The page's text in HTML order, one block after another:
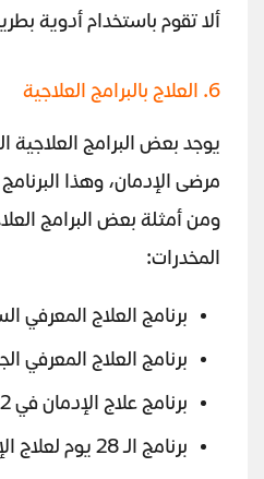
ألا تقوم باستخدام أدوية
6. العلاج بالبرامج العلاجية
يوجد بعض البرامج
مرضى الإدمان، وهذا
ومن أمثلة بعض البرامج
المخدرات:
برنامج العلاج المعرفي
برنامج العلاج المعرفي
برنامج علاج الإدمان في 12 خطوة.
برنامج الـ 28 يوم لعلاج الإدمان.